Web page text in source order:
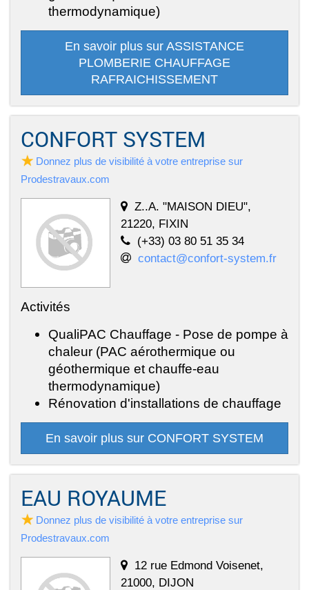
thermodynamique)
En savoir plus sur ASSISTANCE
PLOMBERIE CHAUFFAGE
RAFRAICHISSEMENT
CONFORT SYSTEM
Donnez plus de visibilité à votre entreprise sur
Prodestravaux.com
Z..A. "MAISON DIEU",
21220, FIXIN
(+33) 03 80 51 35 34
contact@confort-system.fr
Activités
QualiPAC Chauffage - Pose de pompe à
chaleur (PAC aérothermique ou
géothermique et chauffe-eau
thermodynamique)
Rénovation d'installations de chauffage
En savoir plus sur CONFORT SYSTEM
EAU ROYAUME
Donnez plus de visibilité à votre entreprise sur
Prodestravaux.com
12 rue Edmond Voisenet,
21000, DIJON